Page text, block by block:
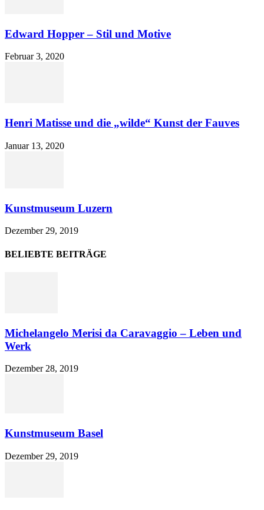
Edward Hopper – Stil und Motive
Februar 3, 2020
Henri Matisse und die „wilde“ Kunst der Fauves
Januar 13, 2020
Kunstmuseum Luzern
Dezember 29, 2019
BELIEBTE BEITRÄGE
Michelangelo Merisi da Caravaggio – Leben und
Werk
Dezember 28, 2019
Kunstmuseum Basel
Dezember 29, 2019